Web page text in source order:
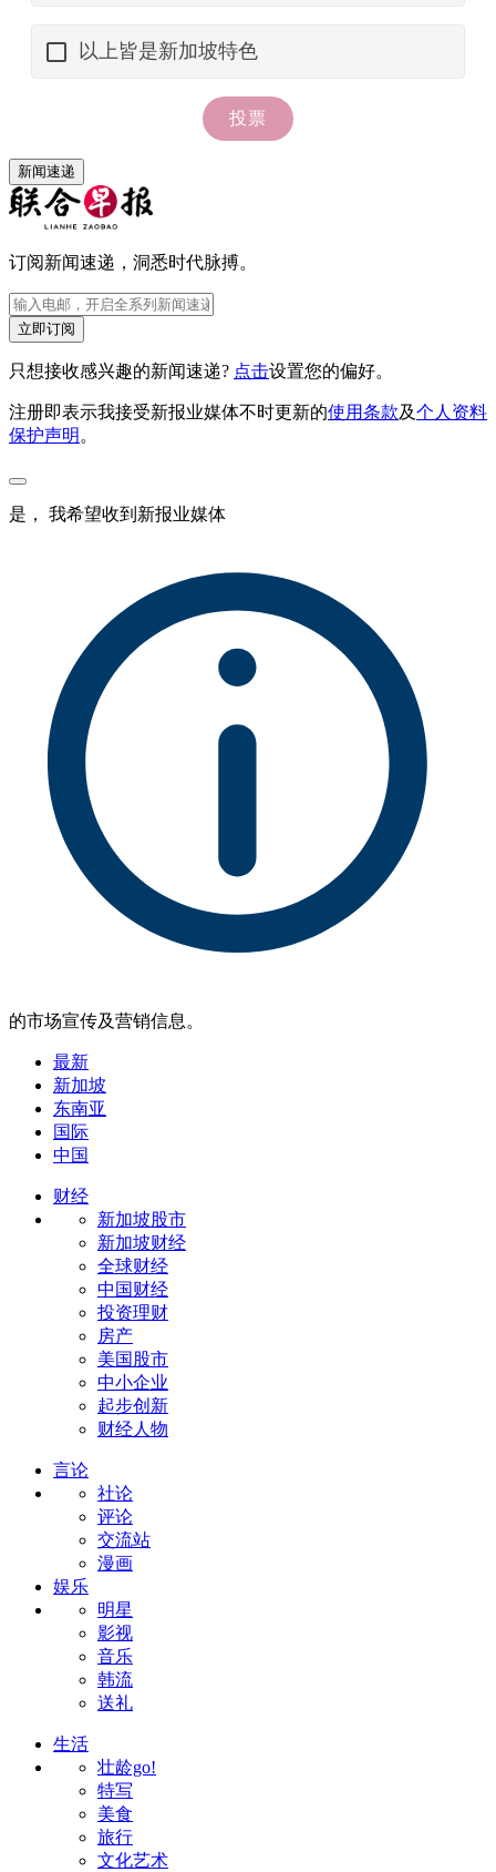
新闻速递
订阅新闻速递，洞悉时代脉搏。
立即订阅
只想接收感兴趣的新闻速递? 点击设置您的偏好。
注册即表示我接受新报业媒体不时更新的使用条款及个人资料
保护声明。
是， 我希望收到新报业媒体
的市场宣传及营销信息。
最新
新加坡
东南亚
国际
中国
财经
新加坡股市
新加坡财经
全球财经
中国财经
投资理财
房产
美国股市
中小企业
起步创新
财经人物
言论
社论
评论
交流站
漫画
娱乐
明星
影视
音乐
韩流
送礼
生活
壮龄go!
特写
美食
旅行
文化艺术